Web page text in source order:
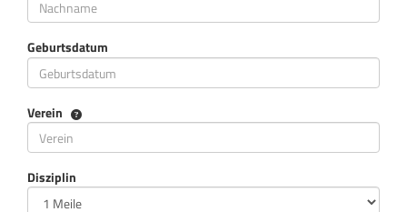
Geburtsdatum
Verein
Disziplin